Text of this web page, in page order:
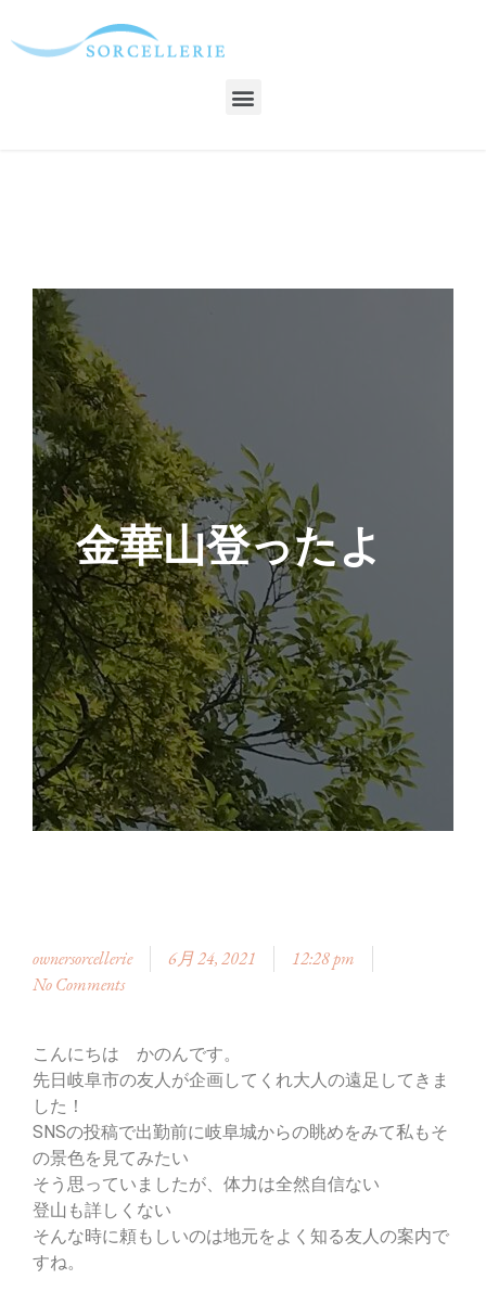
金華山登ったよ
ownersorcellerie 6月 24, 2021
12:28 pm
No Comments
こんにちは かのんです。
先日岐阜市の友人が企画してくれ大人の遠足してきま
した！
SNSの投稿で出勤前に岐阜城からの眺めをみて私もそ
の景色を見てみたい
そう思っていましたが、体力は全然自信ない
登山も詳しくない
そんな時に頼もしいのは地元をよく知る友人の案内で
すね。